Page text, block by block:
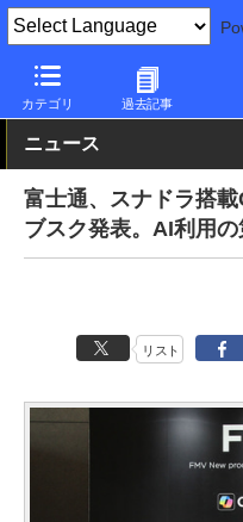
カテゴリ 過去記事
PC Watch 市場 AI
ニュース
富士通、スナドラ搭
ブスク発表。AI利用
リスト